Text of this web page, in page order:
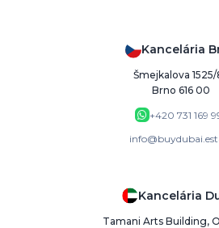
Kancelária
Šmejkalova 1525/
Brno 616 00
+420 731 169
Kancelária
Tamani Arts Building,